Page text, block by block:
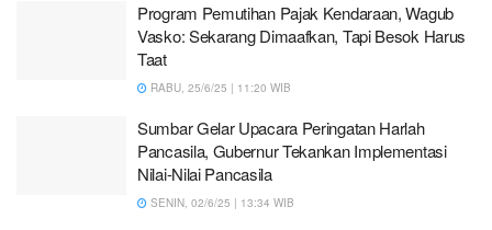
Program Pemutihan Pajak Kendaraan, Wagub
Vasko: Sekarang Dimaafkan, Tapi Besok Harus
Taat
RABU, 25/6/25 | 11:20 WIB
Sumbar Gelar Upacara Peringatan Harlah
Pancasila, Gubernur Tekankan Implementasi
Nilai-Nilai Pancasila
SENIN, 02/6/25 | 13:34 WIB